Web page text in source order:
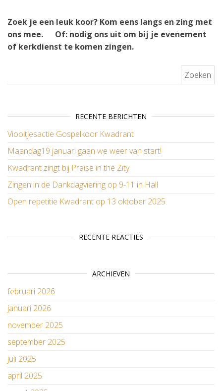
Zoek je een leuk koor? Kom eens langs en zing met
ons mee. Of: nodig ons uit om bij je evenement
of kerkdienst te komen zingen.
RECENTE BERICHTEN
Viooltjesactie Gospelkoor Kwadrant
Maandag19 januari gaan we weer van start!
Kwadrant zingt bij Praise in the Zity
Zingen in de Dankdagviering op 9-11 in Hall
Open repetitie Kwadrant op 13 oktober 2025.
RECENTE REACTIES
ARCHIEVEN
februari 2026
januari 2026
november 2025
september 2025
juli 2025
april 2025